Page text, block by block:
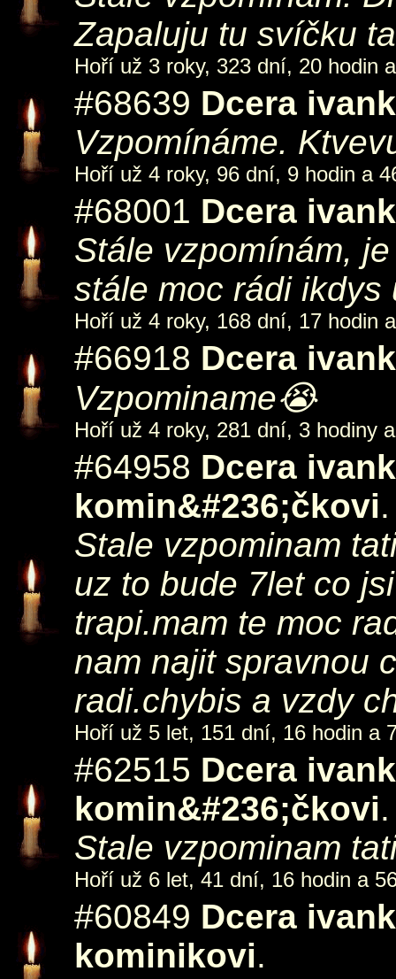
Zapaluju tu svíčku
Hoří už 3 roky, 323 dní, 20 hodin
#68639 Dcera
Vzpomínáme.
Hoří už 4 roky, 96 dní, 9 hodin a
#68001 Dcera
Stále vzpomínám,
stále moc rádi ikdys
Hoří už 4 roky, 168 dní, 17 hodin
#66918 Dcera
Vzpominame😭
Hoří už 4 roky, 281 dní, 3 hodiny
#64958 Dcera
komin&#236;čkovi.
Stale vzpominam
uz to bude 7let co
trapi.mam te moc
nam najit spravnou
radi.chybis a vzdy
Hoří už 5 let, 151 dní, 16 hodin a
#62515 Dcera
komin&#236;čkovi.
Stale vzpominam
Hoří už 6 let, 41 dní, 16 hodin a
#60849 Dcera
kominikovi.